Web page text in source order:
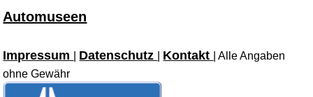
Automuseen
Impressum Datenschutz Kontakt
| Alle Angaben
ohne Gewähr